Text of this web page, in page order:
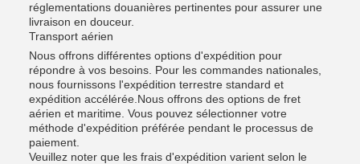
réglementations douanières pertinentes pour assurer une
livraison en douceur.
Transport aérien
Nous offrons différentes options d'expédition pour
répondre à vos besoins. Pour les commandes nationales,
nous fournissons l'expédition terrestre standard et
expédition accélérée.Nous offrons des options de fret
aérien et maritime. Vous pouvez sélectionner votre
méthode d'expédition préférée pendant le processus de
paiement.
Veuillez noter que les frais d'expédition varient selon le